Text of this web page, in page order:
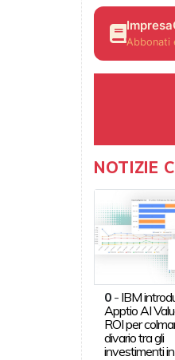
Abbonati
NOTIZIE
0- IBM
Apptio AI
ROI per
divario tra gli
investimenti